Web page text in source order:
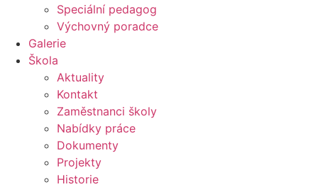
Speciální pedagog
Výchovný poradce
Galerie
Škola
Aktuality
Kontakt
Zaměstnanci školy
Nabídky práce
Dokumenty
Projekty
Historie